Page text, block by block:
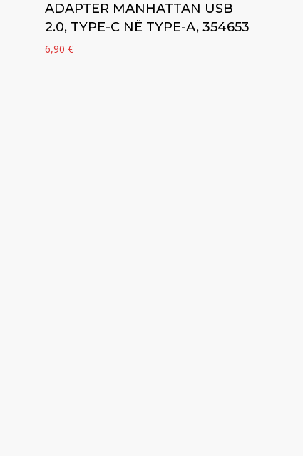
ADAPTER MANHATTAN USB
2.0, TYPE-C NË TYPE-A, 354653
6,90€